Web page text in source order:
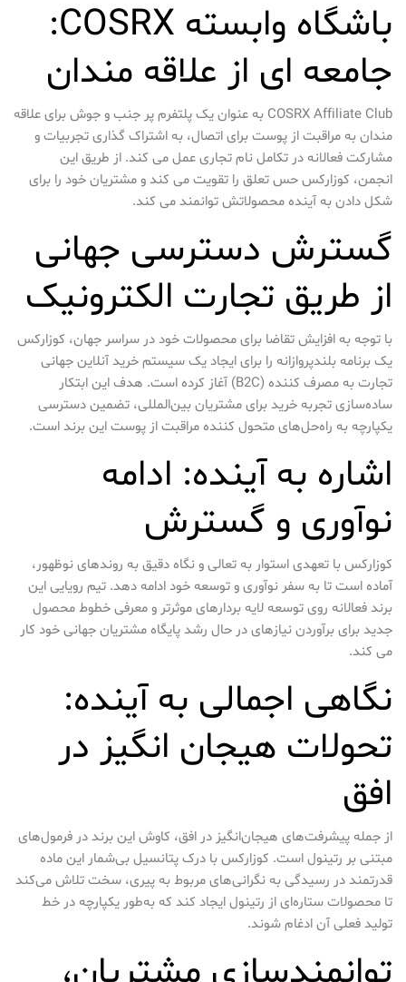
باشگاه وابسته COSRX:
جامعه ای از علاقه مندان
COSRX Affiliate Club به عنوان یک پلتفرم پر جنب و جوش برای علاقه
مندان به مراقبت از پوست برای اتصال، به اشتراک گذاری تجربیات و
مشارکت فعالانه در تکامل نام تجاری عمل می کند. از طریق این
انجمن، کوزارکس حس تعلق را تقویت می کند و مشتریان خود را برای
شکل دادن به آینده محصولاتش توانمند می کند.
گسترش دسترسی جهانی
از طریق تجارت الکترونیک
با توجه به افزایش تقاضا برای محصولات خود در سراسر جهان، کوزارکس
یک برنامه بلندپروازانه را برای ایجاد یک سیستم خرید آنلاین جهانی
تجارت به مصرف کننده (B2C) آغاز کرده است. هدف این ابتکار
ساده‌سازی تجربه خرید برای مشتریان بین‌المللی، تضمین دسترسی
یکپارچه به راه‌حل‌های متحول کننده مراقبت از پوست این برند است.
اشاره به آینده: ادامه
نوآوری و گسترش
کوزارکس با تعهدی استوار به تعالی و نگاه دقیق به روندهای نوظهور،
آماده است تا به سفر نوآوری و توسعه خود ادامه دهد. تیم رویایی این
برند فعالانه روی توسعه لایه بردارهای موثرتر و معرفی خطوط محصول
جدید برای برآوردن نیازهای در حال رشد پایگاه مشتریان جهانی خود کار
می کند.
نگاهی اجمالی به آینده:
تحولات هیجان انگیز در
افق
از جمله پیشرفت‌های هیجان‌انگیز در افق، کاوش این برند در فرمول‌های
مبتنی بر رتینول است. کوزارکس با درک پتانسیل بی‌شمار این ماده
قدرتمند در رسیدگی به نگرانی‌های مربوط به پیری، سخت تلاش می‌کند
تا محصولات ستاره‌ای از رتینول ایجاد کند که به‌طور یکپارچه در خط
تولید فعلی آن ادغام شوند.